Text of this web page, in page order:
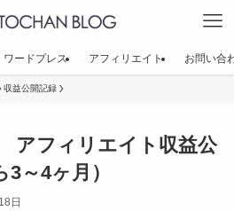
ワードプレス アフィリエイト お問い合
収益公開記録
アフィリエイト収益公
～4ヶ月）
日